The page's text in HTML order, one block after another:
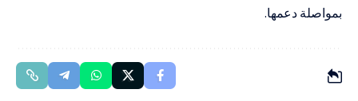
بمواصلة دعمها.